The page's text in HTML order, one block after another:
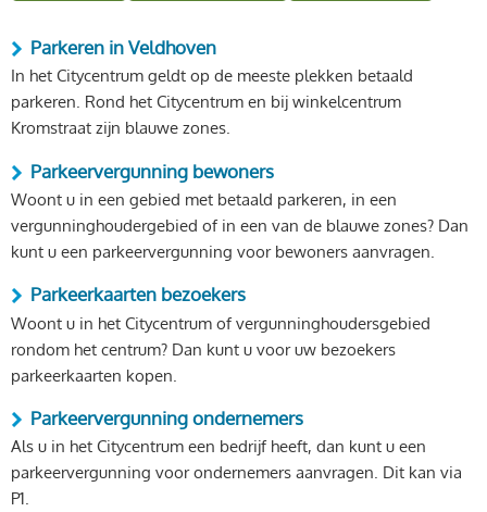
Parkeren in Veldhoven
In het Citycentrum geldt op de meeste plekken betaald
parkeren. Rond het Citycentrum en bij winkelcentrum
Kromstraat zijn blauwe zones.
Parkeervergunning bewoners
Woont u in een gebied met betaald parkeren, in een
vergunninghoudergebied of in een van de blauwe zones? Dan
kunt u een parkeervergunning voor bewoners aanvragen.
Parkeerkaarten bezoekers
Woont u in het Citycentrum of vergunninghoudersgebied
rondom het centrum? Dan kunt u voor uw bezoekers
parkeerkaarten kopen.
Parkeervergunning ondernemers
Als u in het Citycentrum een bedrijf heeft, dan kunt u een
parkeervergunning voor ondernemers aanvragen. Dit kan via
P1.